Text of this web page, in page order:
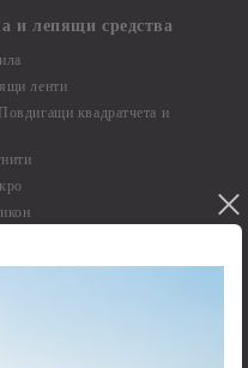
и лепящи средства
ленти
квадратчета и